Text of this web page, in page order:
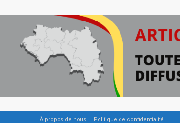
À propos de nous Politique de confidentialité